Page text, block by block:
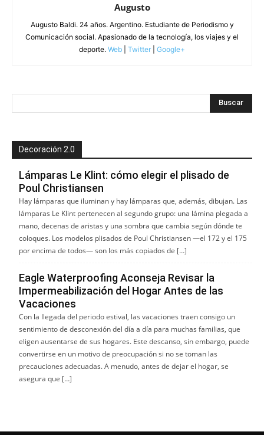
Augusto
Augusto Baldi. 24 años. Argentino. Estudiante de Periodismo y
Comunicación social. Apasionado de la tecnología, los viajes y el
deporte. Web Twitter Google+
Decoración 2.0
Lámparas Le Klint: cómo elegir el plisado de
Poul Christiansen
Hay lámparas que iluminan y hay lámparas que, además, dibujan. Las
lámparas Le Klint pertenecen al segundo grupo: una lámina plegada a
mano, decenas de aristas y una sombra que cambia según dónde te
coloques. Los modelos plisados de Poul Christiansen —el 172 y el 175
por encima de todos— son los más copiados de […]
Eagle Waterproofing Aconseja Revisar la
Impermeabilización del Hogar Antes de las
Vacaciones
Con la llegada del periodo estival, las vacaciones traen consigo un
sentimiento de desconexión del día a día para muchas familias, que
eligen ausentarse de sus hogares. Este descanso, sin embargo, puede
convertirse en un motivo de preocupación si no se toman las
precauciones adecuadas. A menudo, antes de dejar el hogar, se
asegura que […]